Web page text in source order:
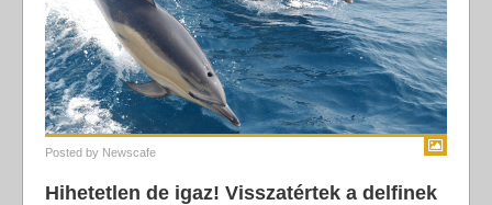
Posted by Newscafe
Hihetetlen de igaz! Visszatértek a delfinek